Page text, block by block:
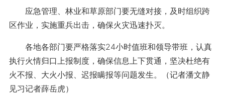
应急管理、林业和草原部门要无缝对接，及时组织跨
区作业，实施重兵出击，确保火灾迅速扑灭。
各地各部门要严格落实24小时值班和领导带班，认真
执行火情归口上报制度，确保信息上下贯通，坚决杜绝有
火不报、大火小报、迟报瞒报等问题发生。（记者潘文静
见习记者薛岳虎）